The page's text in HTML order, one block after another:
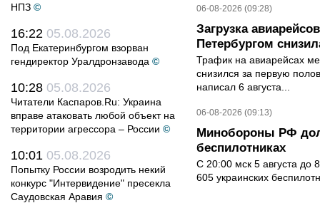
НПЗ ©
16:22 05.08.2026
Под Екатеринбургом взорван
гендиректор Уралдронзавода ©
10:28 05.08.2026
Читатели Каспаров.Ru: Украина
вправе атаковать любой объект на
территории агрессора – России ©
10:01 05.08.2026
Попытку России возродить некий
конкурс "Интервидение" пресекла
Саудовская Аравия ©
06-08-2026 (09:28)
Загрузка
Петербургом
Трафик на авиарейсах
снизился за первую
написал 6 августа...
06-08-2026 (09:13)
Минобороны РФ
беспилотниках
С 20:00 мск 5 августа до
605 украинских